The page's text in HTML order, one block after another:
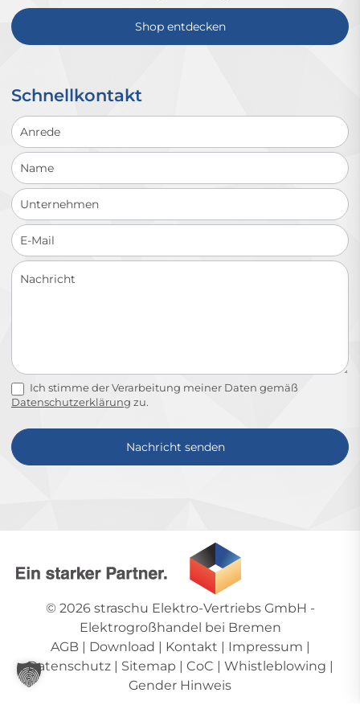
Shop entdecken
Schnellkontakt
Schnellkontakt
Ich stimme der Verarbeitung meiner Daten gemäß
Datenschutzerklärung zu.
Nachricht senden
© 2026 straschu Elektro-Vertriebs GmbH -
Elektrogroßhandel bei Bremen
AGB | Download | Kontakt | Impressum |
Datenschutz| Sitemap | CoC | Whistleblowing |
Gender Hinweis